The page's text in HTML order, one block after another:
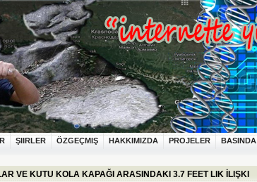
ŞIIRLER ÖZGEÇMIŞ HAKKIMIZDA PROJELER BASINDA
VE KUTU KOLA KAPAĞI ARASINDAKI 3.7 FEET LIK İLIŞKI